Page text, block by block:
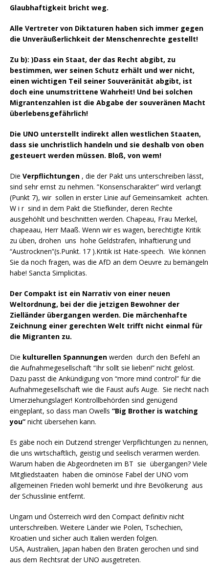
Glaubhaftigkeit bricht weg.
Alle Vertreter von Diktaturen haben sich immer gegen
die Unveräußerlichkeit der Menschenrechte gestellt!
Zu b): )Dass ein Staat, der das Recht abgibt, zu
bestimmen, wer seinen Schutz erhält und wer nicht,
einen wichtigen Teil seiner Souveränität abgibt, ist
doch eine unumstrittene Wahrheit! Und bei solchen
Migrantenzahlen ist die Abgabe der souveränen Macht
überlebensgefährlich!
Die UNO unterstellt indirekt allen westlichen Staaten,
dass sie unchristlich handeln und sie deshalb von oben
gesteuert werden müssen. Bloß, von wem!
Die Verpflichtungen , die der Pakt uns unterschreiben lässt,
sind sehr ernst zu nehmen. ”Konsenscharakter” wird verlangt
(Punkt 7), wir sollen in erster Linie auf Gemeinsamkeit achten.
W i r sind in dem Pakt die Stiefkinder, deren Rechte
ausgehöhlt und beschnitten werden. Chapeau, Frau Merkel,
chapeaau, Herr Maaß. Wenn wir es wagen, berechtigte Kritik
zu üben, drohen uns hohe Geldstrafen, Inhaftierung und
“Austrocknen”(s.Punkt. 17 ).Kritik ist Hate-speech. Wie können
Sie da noch fragen, was die AfD an dem Oeuvre zu bemängeln
habe! Sancta Simplicitas.
Der Compakt ist ein Narrativ von einer neuen
Weltordnung, bei der die jetzigen Bewohner der
Zielländer übergangen werden. Die märchenhafte
Zeichnung einer gerechten Welt trifft nicht einmal für
die Migranten zu.
Die kulturellen Spannungen werden durch den Befehl an
die Aufnahmegesellschaft “Ihr sollt sie lieben!” nicht gelöst.
Dazu passt die Ankündigung von “more mind control” für die
Aufnahmegesellschaft wie die Faust aufs Auge. Sie riecht nach
Umerziehungslager! Kontrollbehörden sind genügend
eingeplant, so dass man Owells “Big Brother is watching
you” nicht übersehen kann.
Es gäbe noch ein Dutzend strenger Verpflichtungen zu nennen,
die uns wirtschaftlich, geistig und seelisch verarmen werden.
Warum haben die Abgeordneten im BT sie übergangen? Viele
Mitgliedstaaten haben die ominöse Fabel der UNO vom
allgemeinen Frieden wohl bemerkt und ihre Bevölkerung aus
der Schusslinie entfernt.
Ungarn und Österreich wird den Compact definitiv nicht
unterschreiben. Weitere Länder wie Polen, Tschechien,
Kroatien und sicher auch Italien werden folgen.
USA, Australien, Japan haben den Braten gerochen und sind
aus dem Rechtsrat der UNO ausgetreten.